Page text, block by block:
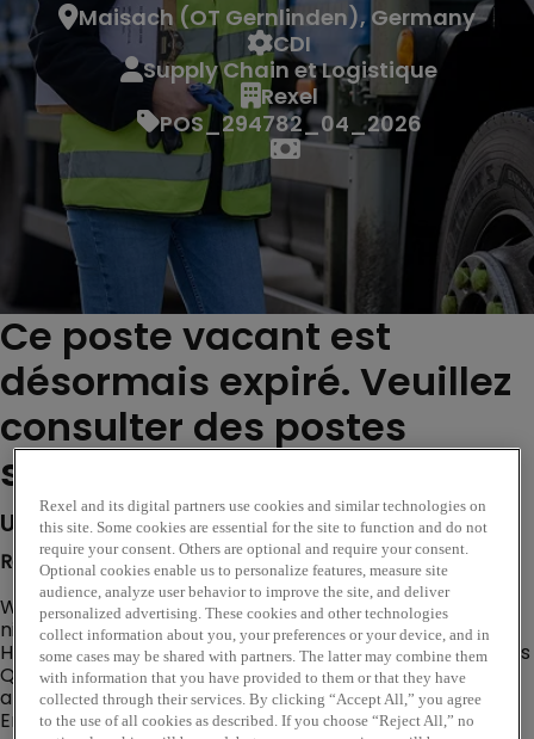
Maisach (OT Gernlinden), Germany
CDI
Supply Chain et Logistique
Rexel
POS_294782_04_2026
Ce poste vacant est
désormais expiré. Veuillez
consulter des postes
similaires ci-dessous...
Unternehmensbeschreibung
Rexel. Feel the energy.
Willkommen bei Rexel Germany! Hier erwartet Dich
nicht nur ein Job, sondern eine spannende
Herausforderung in der Welt des Elektrogroßhandels. Als
Qualitätspartner für Industrie und Handwerk stehen wir
an der Seite unserer Kund*innen, um gemeinsam die
Energiewende und die Digitalisierung voranzutreiben.
Rexel and its digital partners use cookies and similar technologies on
this site. Some cookies are essential for the site to function and do not
require your consent. Others are optional and require your consent.
Optional cookies enable us to personalize features, measure site
audience, analyze user behavior to improve the site, and deliver
personalized advertising. These cookies and other technologies
collect information about you, your preferences or your device, and in
some cases may be shared with partners. The latter may combine them
with information that you have provided to them or that they have
collected through their services. By clicking “Accept All,” you agree
to the use of all cookies as described. If you choose “Reject All,” no